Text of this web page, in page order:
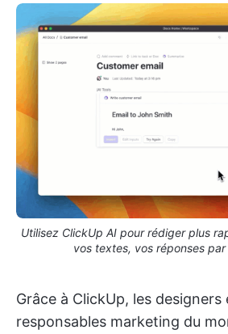
Utilisez ClickUp AI pour rédiger plus
vos textes, vos réponses
Grâce à ClickUp, les designers
responsables marketing du